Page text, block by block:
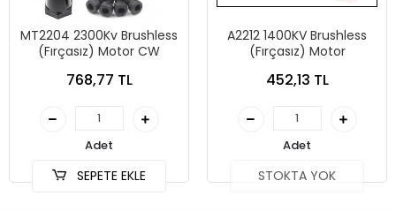
MT2204 2300Kv Brushless
(Fırçasız) Motor CW
768,77 TL
Adet
SEPETE EKLE
A2212 1400KV Brushless
(Fırçasız) Motor
452,13 TL
Adet
STOKTA YOK